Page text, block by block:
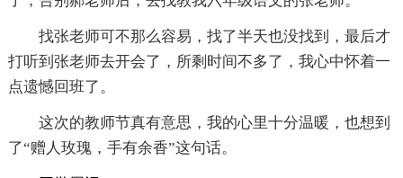
找张老师可不那么容易，找了半天也没找到，最后才
打听到张老师去开会了，所剩时间不多了，我心中怀着一
点遗憾回班了。
这次的教师节真有意思，我的心里十分温暖，也想到
了“赠人玫瑰，手有余香”这句话。